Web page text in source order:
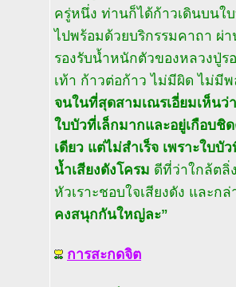
ครู่หนึ่ง ท่านก็ได้ก้าวเดินบนใ
ไปพร้อมด้วยบริกรรมคาถา ผ่
รองรับน้ำหนักตัวของหลวงปู่ร
เท้า ก้าวต่อก้าว ไม่มีผิด ไม่มี
จนในที่สุดสามเณรเอี่ยมเห็น
ใบบัวที่เล็กมากและอยู่เกือบชิ
เดียว แต่ไม่สำเร็จ เพราะใบ
น้ำเสียงดังโครม ดีที่ว่าใกล้ตลิ่
หัวเราะชอบใจเสียงดัง และก
คงสนุกกันใหญ่ละ”
การสะกดจิต